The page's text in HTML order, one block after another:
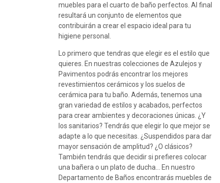
muebles para el cuarto de baño perfectos. Al final
resultará un conjunto de elementos que
contribuirán a crear el espacio ideal para tu
higiene personal.
Lo primero que tendras que elegir es el estilo que
quieres. En nuestras colecciones de Azulejos y
Pavimentos podrás encontrar los mejores
revestimientos cerámicos y los suelos de
cerámica para tu baño. Además, tenemos una
gran variedad de estilos y acabados, perfectos
para crear ambientes y decoraciones únicas. ¿Y
los sanitarios? Tendrás que elegir lo que mejor se
adapte a lo que necesitas. ¿Suspendidos para dar
mayor sensación de amplitud? ¿O clásicos?
También tendrás que decidir si prefieres colocar
una bañera o un plato de ducha… En nuestro
Departamento de Baños encontrarás muebles de